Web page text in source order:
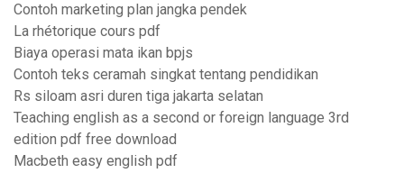
Contoh marketing plan jangka pendek
La rhétorique cours pdf
Biaya operasi mata ikan bpjs
Contoh teks ceramah singkat tentang pendidikan
Rs siloam asri duren tiga jakarta selatan
Teaching english as a second or foreign language 3rd
edition pdf free download
Macbeth easy english pdf